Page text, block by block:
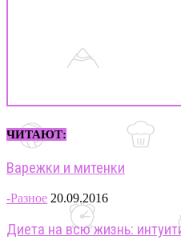
ЧИТАЮТ:
Варежки и митенки
-Разное 20.09.2016
Диета на всю жизнь: